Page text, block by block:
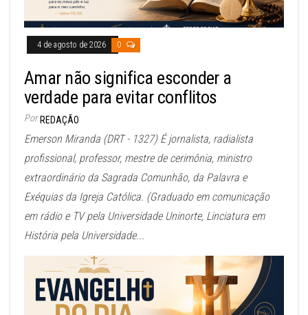
4 de agosto de 2026 0
Amar não significa esconder a
verdade para evitar conflitos
Por REDAÇÃO
Emerson Miranda (DRT - 1327) É jornalista, radialista
profissional, professor, mestre de cerimônia, ministro
extraordinário da Sagrada Comunhão, da Palavra e
Exéquias da Igreja Católica. (Graduado em comunicação
em rádio e TV pela Universidade Uninorte, Linciatura em
História pela Universidade...